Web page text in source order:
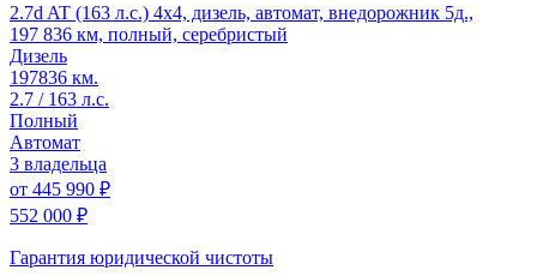
2.7d AT (163 л.с.) 4x4, дизель, автомат, внедорожник 5д.,
197 836 км, полный, серебристый
Дизель
197836 км.
2.7 / 163 л.с.
Полный
Автомат
3 владельца
от 445 990 ₽
552 000 ₽
Гарантия юридической чистоты